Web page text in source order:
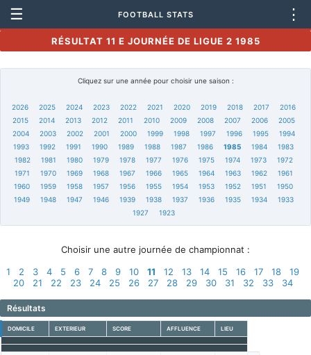
☰ FOOTBALL STATS ⋮
RÉSULTAT 11 E JOURNÉE DE LIGUE 2 1985
Cliquez sur une année pour choisir une saison :
2026 2025 2024 2023 2022 2021 2020 2019 2018 2017
2016
2015
2014 2013 2012 2011 2010 2009 2008 2007 2006
2005
2004
2003 2002 2001 2000 1999 1998 1997 1996 1995
1994
1993
1992 1991 1990 1989 1988 1987 1986 1985 1984
1983
1982
1981 1980 1979 1978 1977 1976 1975 1974 1973
1972
1971
1970 1969 1968 1967 1966 1965 1964 1963 1962
1961
1960
1959 1958 1957 1956 1955 1954 1953 1952 1951
1950
1949
1948 1947 1946 1939 1938 1937 1936 1935 1934
1933
1927
1923
Choisir une autre journée de championnat :
1
2 3 4 5 6 7 8 9 10 11 12 13 14 15 16 17 18
19
20
21 22 23 24 25 26 27 28 29 30 31 32 33 34
Résultats
DOMICILE EXTERIEUR SCORE AFFLUENCE LIEU